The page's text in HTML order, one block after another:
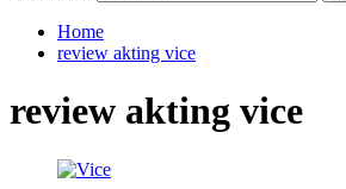
Home
review akting vice
review akting vice